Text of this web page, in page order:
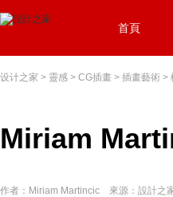
首頁
设计之家 > 靈感 > CG插畫 > 插畫藝術 >
Miriam
作者：Miriam Martincic 來源：設計之